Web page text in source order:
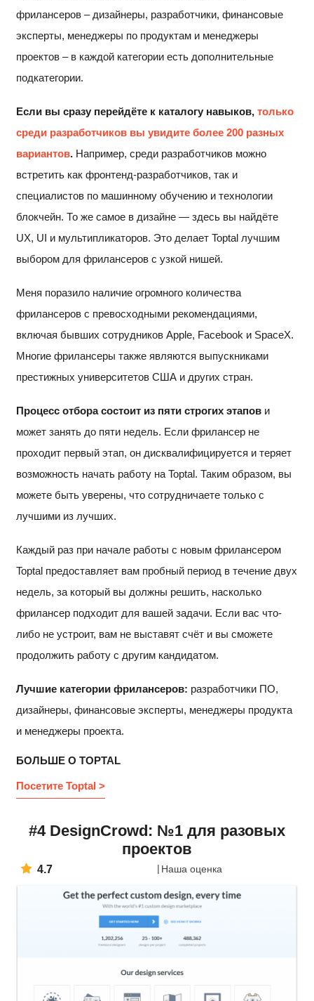
фрилансеров – дизайнеры, разработчики, финансовые
эксперты, менеджеры по продуктам и менеджеры
проектов – в каждой категории есть дополнительные
подкатегории.
Если вы сразу перейдёте к каталогу навыков, только
среди разработчиков вы увидите более 200 разных
вариантов. Например, среди разработчиков можно
встретить как фронтенд-разработчиков, так и
специалистов по машинному обучению и технологии
блокчейн. То же самое в дизайне — здесь вы найдёте
UX, UI и мультипликаторов. Это делает Toptal лучшим
выбором для фрилансеров с узкой нишей.
Меня поразило наличие огромного количества
фрилансеров с превосходными рекомендациями,
включая бывших сотрудников Apple, Facebook и SpaceX.
Многие фрилансеры также являются выпускниками
престижных университетов США и других стран.
Процесс отбора состоит из пяти строгих этапов и
может занять до пяти недель. Если фрилансер не
проходит первый этап, он дисквалифицируется и теряет
возможность начать работу на Toptal. Таким образом, вы
можете быть уверены, что сотрудничаете только с
лучшими из лучших.
Каждый раз при начале работы с новым фрилансером
Toptal предоставляет вам пробный период в течение двух
недель, за который вы должны решить, насколько
фрилансер подходит для вашей задачи. Если вас что-
либо не устроит, вам не выставят счёт и вы сможете
продолжить работу с другим кандидатом.
Лучшие категории фрилансеров: разработчики ПО,
дизайнеры, финансовые эксперты, менеджеры продукта
и менеджеры проекта.
БОЛЬШЕ О TOPTAL
Посетите Toptal >
#4 DesignCrowd: №1 для разовых
проектов
4.7 Наша оценка